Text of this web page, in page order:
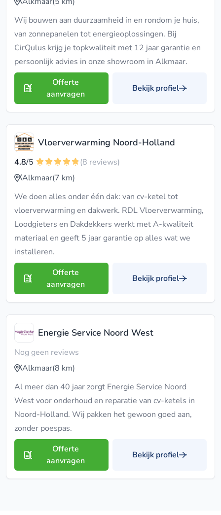
Wij bouwen aan duurzaamheid in en rondom je huis,
van zonnepanelen tot energieoplossingen. Bij
CirQulus krijg je topkwaliteit met 12 jaar garantie en
persoonlijk advies in onze showroom in Alkmaar.
Offerte
aanvragen
Bekijk profiel
Vloerverwarming Noord-Holland
4.8/5
(8 reviews)
Alkmaar(7 km)
We doen alles onder één dak: van cv-ketel tot
vloerverwarming en dakwerk. RDL Vloerverwarming,
Loodgieters en Dakdekkers werkt met A-kwaliteit
materiaal en geeft 5 jaar garantie op alles wat we
installeren.
Offerte
aanvragen
Bekijk profiel
Energie Service Noord West
Nog geen reviews
Alkmaar(8 km)
Al meer dan 40 jaar zorgt Energie Service Noord
West voor onderhoud en reparatie van cv-ketels in
Noord-Holland. Wij pakken het gewoon goed aan,
zonder poespas.
Offerte
aanvragen
Bekijk profiel